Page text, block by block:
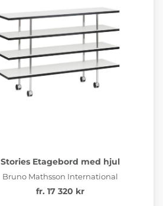
Stories Etagebord med hjul
Bruno Mathsson International
fr. 17 320 kr